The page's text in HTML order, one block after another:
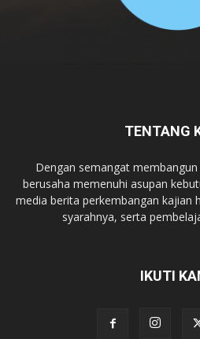
TENTANG
Dengan semangat
berusaha memenuhi asupan
media berita perkembangan kajian
syarahnya, serta
IKUTI